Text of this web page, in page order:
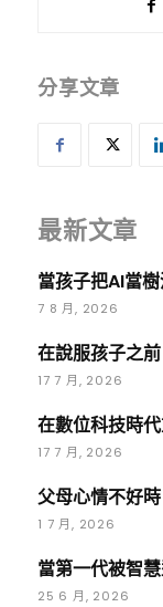
分享文章
最新文章
當孩子把AI當
7 8 月, 2026
在說服孩子之
17 7 月, 2026
在數位科技時
17 7 月, 2026
父母心情不好
1 7 月, 2026
當第一代被智
25 6 月, 2026